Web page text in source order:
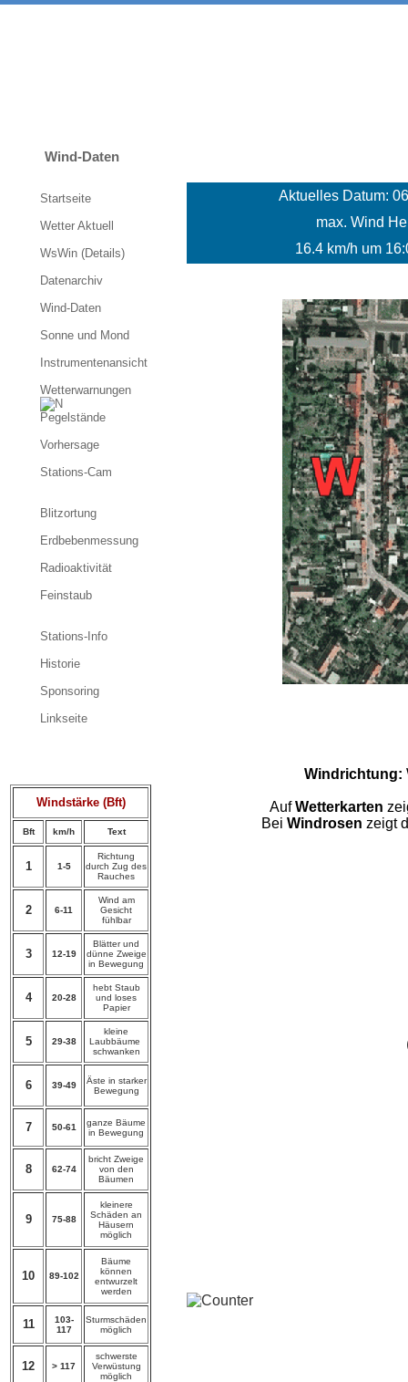
Wind-Daten
Aktuelles Datum:
max. Wind
16.4 km/h um
Windrichtung:
AufWetterkarten
Bei Windrosen zeigt
Startseite
Wetter Aktuell
WsWin (Details)
Datenarchiv
Wind-Daten
Sonne und Mond
Instrumentenansicht
Wetterwarnungen
Pegelstände
Vorhersage
Stations-Cam
Blitzortung
Erdbebenmessung
Radioaktivität
Feinstaub
Stations-Info
Historie
Sponsoring
Linkseite
Windstärke (Bft)
Bft km/h Text
1 1-5
Richtung
durch Zug des
Rauches
2 6-11
Wind am
Gesicht
fühlbar
3 12-19
Blätter und
dünne Zweige
in Bewegung
4 20-28
hebt Staub
und loses
Papier
5 29-38
kleine
Laubbäume
schwanken
6 39-49
Äste in starker
Bewegung
7 50-61
ganze Bäume
in Bewegung
8 62-74
bricht Zweige
von den
Bäumen
9 75-88
kleinere
Schäden an
Häusern
möglich
10 89-102
Bäume
können
entwurzelt
werden
11
103-
117
Sturmschäden
möglich
12 > 117
schwerste
Verwüstung
möglich